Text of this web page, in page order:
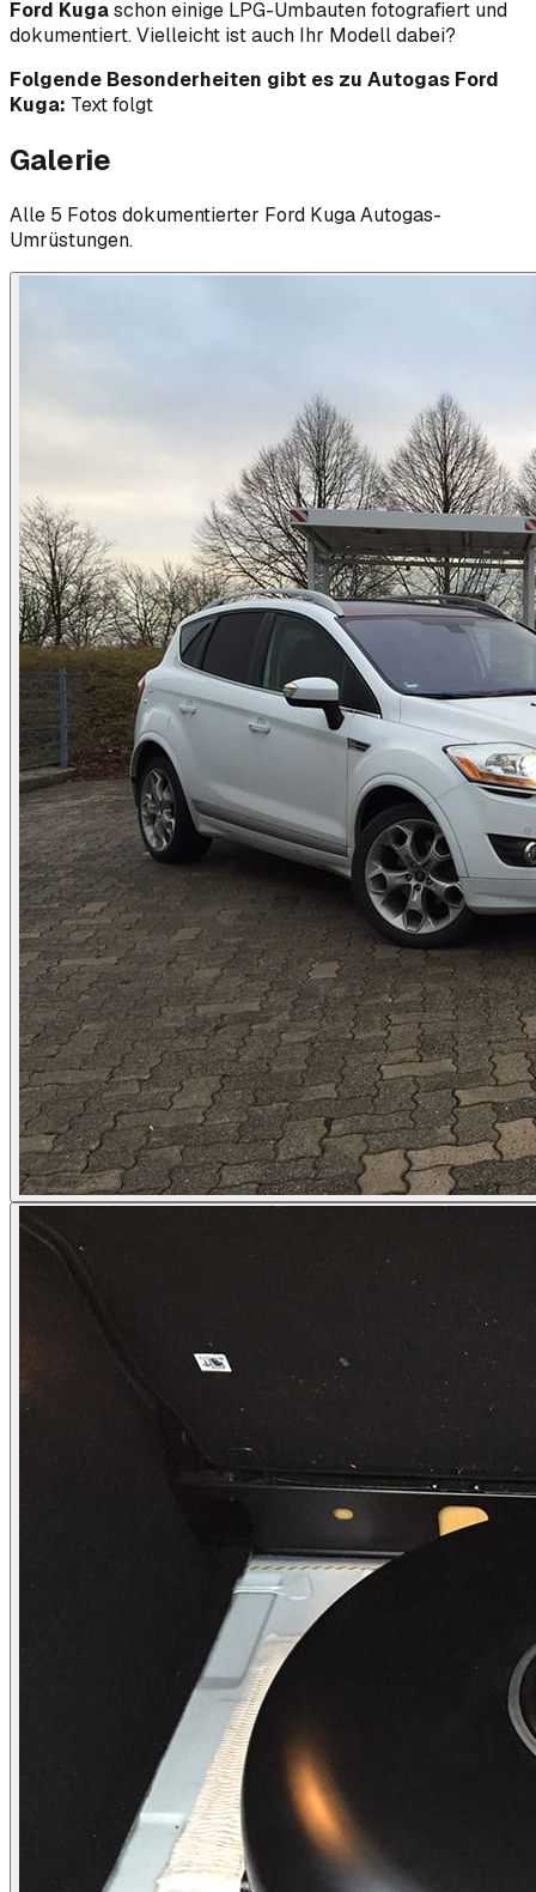
Ford Kugaschon einige LPG-Umbauten fotografiert und
dokumentiert. Vielleicht ist auch Ihr Modell dabei?
Folgende Besonderheiten gibt es zu Autogas Ford
Kuga: Text folgt
Galerie
Alle 5 Fotos dokumentierter Ford KugaAutogas-
Umrüstungen.